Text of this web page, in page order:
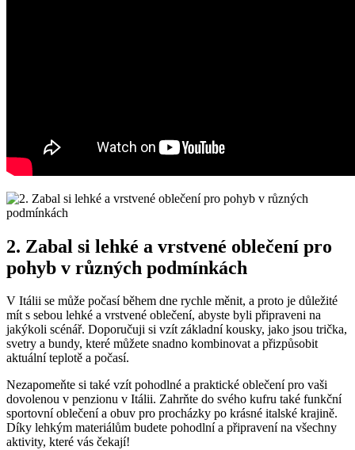
2. Zabal si lehké a vrstvené oblečení pro
pohyb v různých podmínkách
V Itálii se může počasí během dne rychle měnit, a proto je důležité
mít s sebou lehké a vrstvené oblečení, abyste byli připraveni na
jakýkoli scénář. Doporučuji si vzít základní kousky, jako jsou trička,
svetry a bundy, které můžete snadno kombinovat a přizpůsobit
aktuální teplotě a počasí.
Nezapomeňte si také vzít pohodlné a praktické oblečení pro vaši
dovolenou v penzionu v Itálii. Zahrňte do svého kufru také funkční
sportovní oblečení a obuv pro procházky po krásné italské krajině.
Díky lehkým materiálům budete pohodlní a připravení na všechny
aktivity, které vás čekají!